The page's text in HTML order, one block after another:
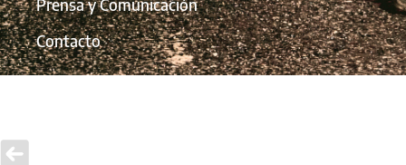
Prensa y Comunicación
Contacto